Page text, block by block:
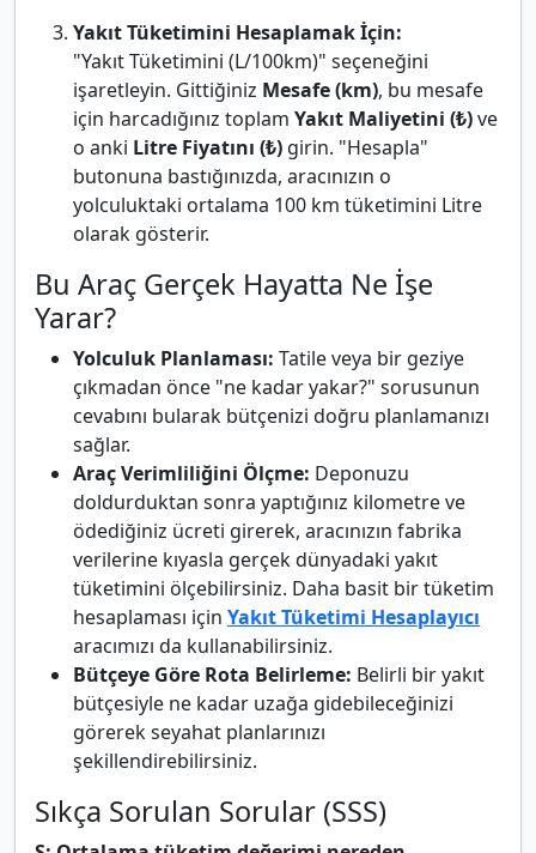
Yakıt Tüketimini Hesaplamak İçin:
"Yakıt Tüketimini (L/100km)" seçeneğini
işaretleyin. Gittiğiniz Mesafe (km), bu mesafe
için harcadığınız toplam Yakıt Maliyetini (₺)ve
o anki Litre Fiyatını (₺) girin. "Hesapla"
butonuna bastığınızda, aracınızın o
yolculuktaki ortalama 100 km tüketimini Litre
olarak gösterir.
Bu Araç Gerçek Hayatta Ne İşe
Yarar?
Yolculuk Planlaması: Tatile veya bir geziye
çıkmadan önce "ne kadar yakar?" sorusunun
cevabını bularak bütçenizi doğru planlamanızı
sağlar.
Araç Verimliliğini Ölçme: Deponuzu
doldurduktan sonra yaptığınız kilometre ve
ödediğiniz ücreti girerek, aracınızın fabrika
verilerine kıyasla gerçek dünyadaki yakıt
tüketimini ölçebilirsiniz. Daha basit bir tüketim
hesaplaması için Yakıt Tüketimi Hesaplayıcı
aracımızı da kullanabilirsiniz.
Bütçeye Göre Rota Belirleme: Belirli bir yakıt
bütçesiyle ne kadar uzağa gidebileceğinizi
görerek seyahat planlarınızı
şekillendirebilirsiniz.
Sıkça Sorulan Sorular (SSS)